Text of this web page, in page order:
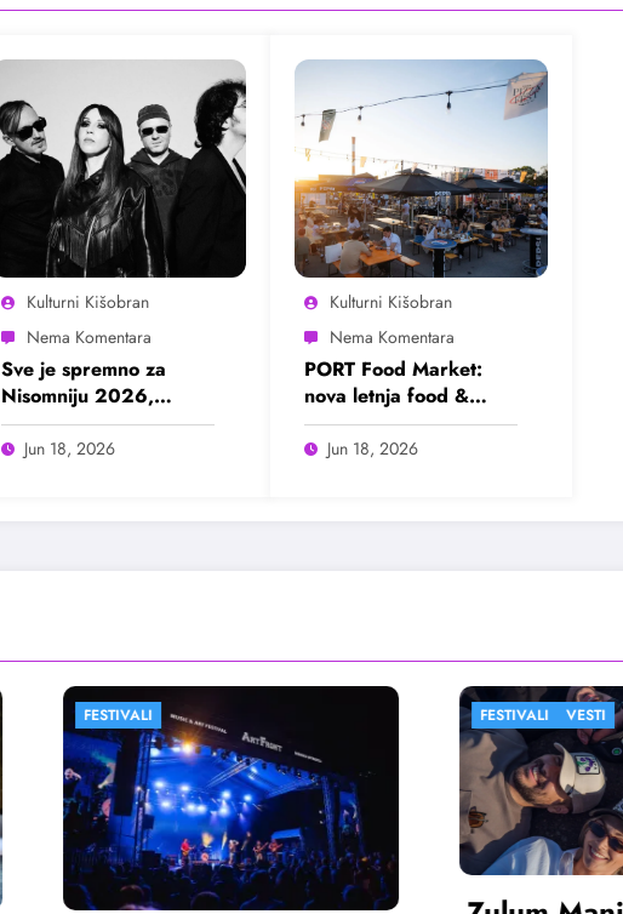
Kulturni Kišobran
Sve je spremno za
Nisomniju 2026,
pogledajte program
Jun 18, 2026
Kulturni Kišobran
PORT Food Market:
nova letnja food &
lifestyle destinacija
Beograda
Jun 18, 2026
FESTIVALI VESTI FESTIVALI FILM